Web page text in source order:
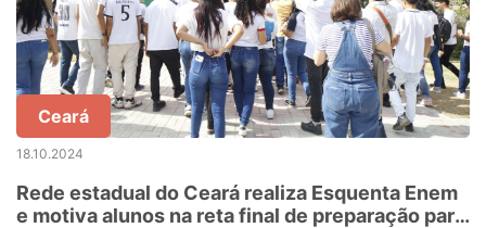
Ceará
18.10.2024
Rede estadual do Ceará realiza Esquenta Enem
e motiva alunos na reta final de preparação para